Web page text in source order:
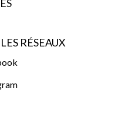
RÉSEAUX